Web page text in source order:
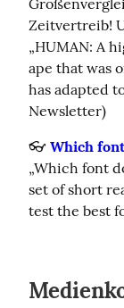
Zeitvertreib!
„HUMAN: A
ape that was
has adapted
Newsletter)
👓 Which
„Which font
set of short
test the best